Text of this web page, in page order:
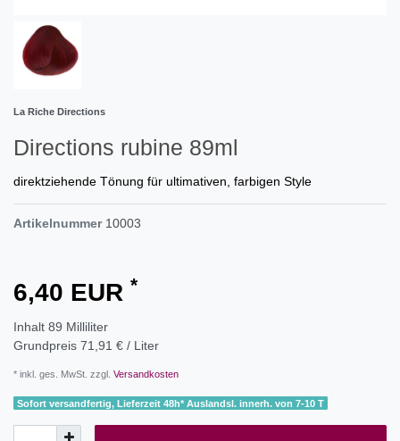
La Riche Directions
Directions rubine 89ml
direktziehende Tönung für ultimativen, farbigen Style
Artikelnummer 10003
6,40 EUR *
Inhalt 89 Milliliter
Grundpreis 71,91 € / Liter
* inkl. ges. MwSt. zzgl. Versandkosten
Sofort versandfertig, Lieferzeit 48h* Auslandsl. innerh. von 7-10 T